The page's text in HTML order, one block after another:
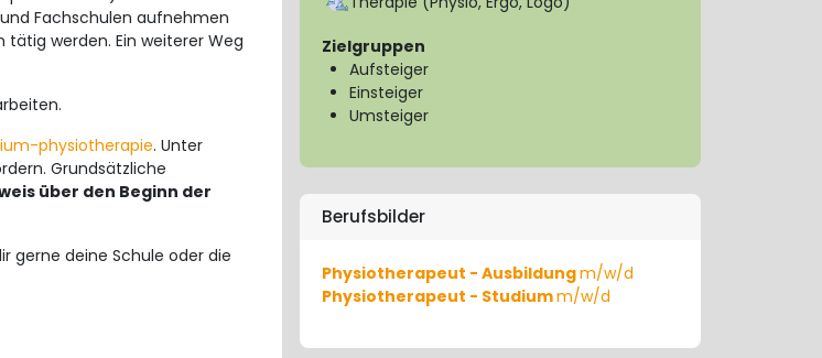
Zielgruppen
Aufsteiger
Einsteiger
Umsteiger
Berufsbilder
Physiotherapeut - Ausbildungm/w/d
Physiotherapeut - Studiumm/w/d
Fachschulen aufnehmen
werden. Ein weiterer Weg
physiotherapie. Unter
Grundsätzliche
über den Beginn der
gerne deine Schule oder die